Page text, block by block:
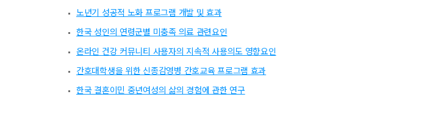
노년기 성공적 노화 프로그램 개발 및 효과
한국 성인의 연령군별 미충족 의료 관련요인
온라인 건강 커뮤니티 사용자의 지속적 사용의도 영향요인
간호대학생을 위한 신종감영병 간호교육 프로그램 효과
한국 결혼이민 중년여성의 삶의 경험에 관한 연구